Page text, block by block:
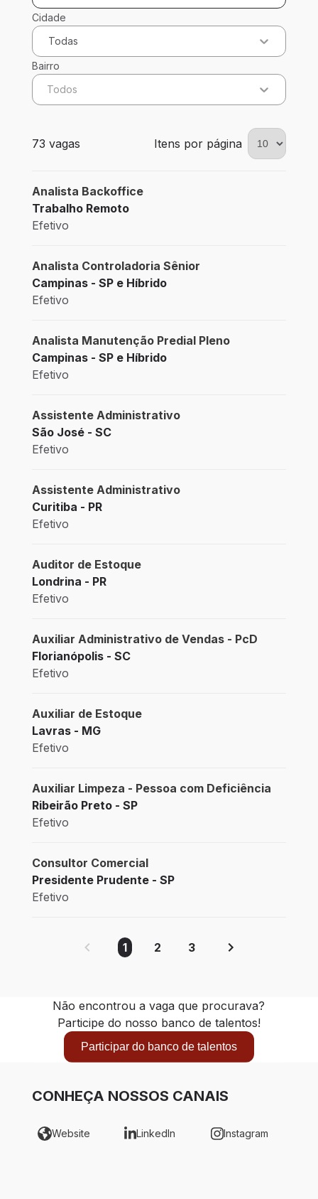
Cidade
Todas
Bairro
Todos
73 vagas encontradas para 0 filtros aplicados
73 vagas Itens por página
Analista Backoffice
Trabalho Remoto
Efetivo
Analista Controladoria Sênior
Campinas - SP e Híbrido
Efetivo
Analista Manutenção Predial Pleno
Campinas - SP e Híbrido
Efetivo
Assistente Administrativo
São José - SC
Efetivo
Assistente Administrativo
Curitiba - PR
Efetivo
Auditor de Estoque
Londrina - PR
Efetivo
Auxiliar Administrativo de Vendas - PcD
Florianópolis - SC
Efetivo
Auxiliar de Estoque
Lavras - MG
Efetivo
Auxiliar Limpeza - Pessoa com Deficiência
Ribeirão Preto - SP
Efetivo
Consultor Comercial
Presidente Prudente - SP
Efetivo
1 2 3
Não encontrou a vaga que procurava?
Participe do nosso banco de talentos!
Participar do banco de talentos
CONHEÇA NOSSOS CANAIS
Website LinkedIn Instagram